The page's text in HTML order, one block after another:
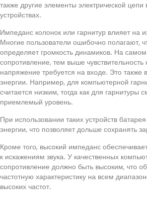
также другие элементы электрической цепи
устройствах.
Импеданс колонок или гарнитур влияет на
Многие пользователи ошибочно полагают,
определяет громкость динамиков. На
сопротивление, тем выше
напряжение требуется на входе. Это также
энергии. Например, для компьютерной
считается низким, тогда как для гарнитуры
приемлемый уровень.
При использовании таких устройств
энергии, что позволяет дольше сохранять
Кроме того, высокий импеданс
к искажениям звука. У качественных
сопротивление должно быть высоким, что
частотную характеристику на всем
высоких частот.